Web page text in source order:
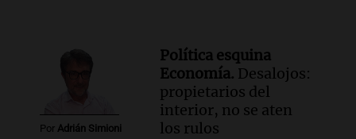
Por Adrián Simioni
Política esquina
Economía. Desalojos:
propietarios del
interior, no se aten
los rulos